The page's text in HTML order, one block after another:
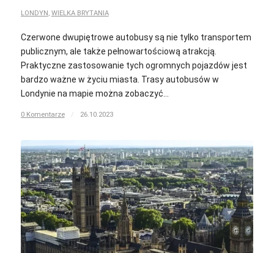
LONDYN, WIELKA BRYTANIA
Czerwone dwupiętrowe autobusy są nie tylko transportem
publicznym, ale także pełnowartościową atrakcją.
Praktyczne zastosowanie tych ogromnych pojazdów jest
bardzo ważne w życiu miasta. Trasy autobusów w
Londynie na mapie można zobaczyć…
0 Komentarze / 26.10.2023